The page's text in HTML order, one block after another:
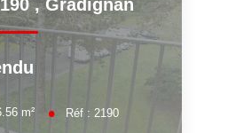
,Gradignan
m² Réf : 2190